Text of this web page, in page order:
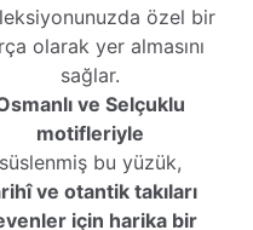
özel bir
olarak yer almasını
sağlar.
ve Selçuklu
motifleriyle
süslenmiş bu yüzük,
ve otantik takıları
için harika bir